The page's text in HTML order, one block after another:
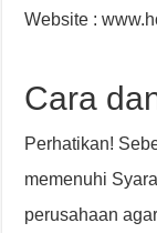
Website :
Cara
Perhatikan!
memenuhi
perusahaan